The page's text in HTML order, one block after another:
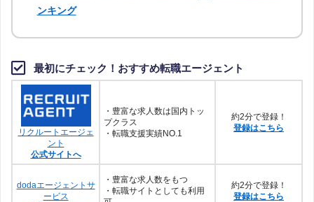
ンキング
最初にチェック！おすすめ転職エージェント
リクルートエージェ
ント
公式サイトへ
・豊富な求人数は国内トッ
プクラス
・転職支援実績NO.1
約2分で登録！
登録はこちら
dodaエージェントサ
ービス
・豊富な求人数をもつ
・転職サイトとしても利用
約2分で登録！
登録はこちら